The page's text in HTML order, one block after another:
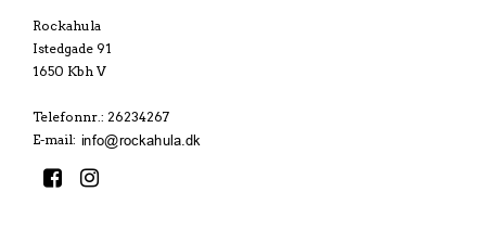
Rockahula
Istedgade 91
1650 Kbh V
Telefonnr.: 26234267
E-mail: